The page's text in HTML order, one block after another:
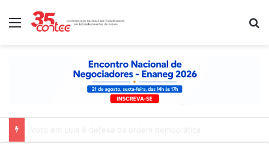
Menu